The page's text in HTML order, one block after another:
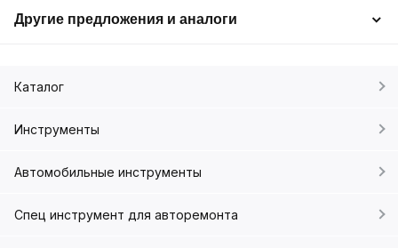
Другие предложения и аналоги
Каталог
Инструменты
Автомобильные инструменты
Спец инструмент для авторемонта